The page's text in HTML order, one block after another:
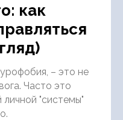
как
– это не
Часто это
личной "системы"